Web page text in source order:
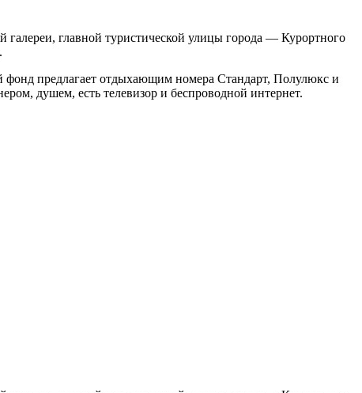
галереи, главной туристической улицы города — Курортного
фонд предлагает отдыхающим номера Стандарт, Полулюкс и
душем, есть телевизор и беспроводной интернет.